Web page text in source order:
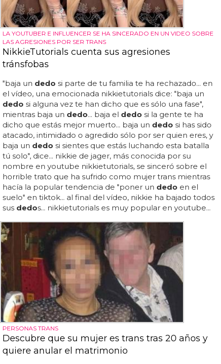
LA YOUTUBER E INFLUENCER SE HA SINCERADO EN UN VIDEO SOBRE
LAS AGRESIONES POR SER TRANS
NikkieTutorials cuenta sus agresiones
tránsfobas
"baja un dedo si parte de tu familia te ha rechazado... en
el vídeo, una emocionada nikkietutorials dice: "baja un
dedo si alguna vez te han dicho que es sólo una fase",
mientras baja un dedo... baja el dedo si la gente te ha
dicho que estás mejor muerto... baja un dedo si has sido
atacado, intimidado o agredido sólo por ser quien eres, y
baja un dedo si sientes que estás luchando esta batalla
tú solo", dice... nikkie de jager, más conocida por su
nombre en youtube nikkietutorials, se sinceró sobre el
horrible trato que ha sufrido como mujer trans mientras
hacía la popular tendencia de "poner un dedo en el
suelo" en tiktok... al final del vídeo, nikkie ha bajado todos
sus dedos... nikkietutorials es muy popular en youtube...
PERSONAS TRANS
Descubre que su mujer es trans tras 20 años y
quiere anular el matrimonio